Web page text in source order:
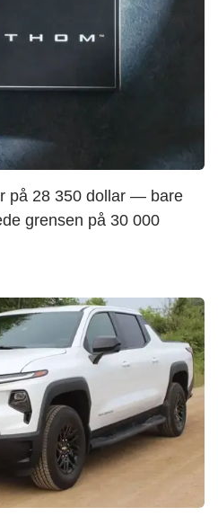
på 28 350 dollar — bare
grensen på 30 000